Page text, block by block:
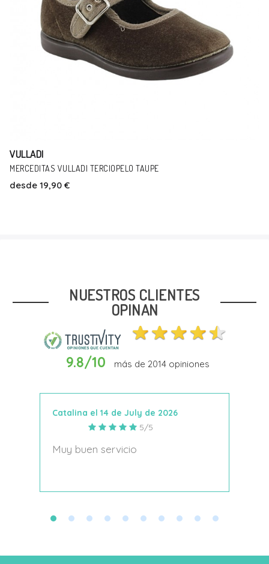
VULLADI
VULLADI 6123-140 AZUL F1
desde 19,90 €
NUESTROS CLIENTES
OPINAN
9.8/10 más de 2014opiniones
Catalina el 14 de July de 2026
5/5
Muy buen servicio